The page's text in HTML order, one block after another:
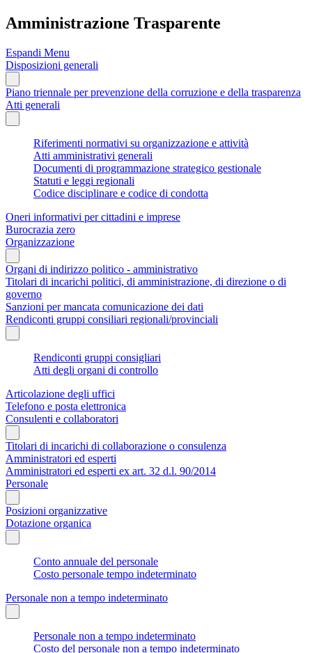
Amministrazione Trasparente
Espandi Menu
Disposizioni generali
Piano triennale per prevenzione della corruzione e della trasparenza
Atti generali
Riferimenti normativi su organizzazione e attività
Atti amministrativi generali
Documenti di programmazione strategico gestionale
Statuti e leggi regionali
Codice disciplinare e codice di condotta
Oneri informativi per cittadini e imprese
Burocrazia zero
Organizzazione
Organi di indirizzo politico - amministrativo
Titolari di incarichi politici, di amministrazione, di direzione o di
governo
Sanzioni per mancata comunicazione dei dati
Rendiconti gruppi consiliari regionali/provinciali
Rendiconti gruppi consigliari
Atti degli organi di controllo
Articolazione degli uffici
Telefono e posta elettronica
Consulenti e collaboratori
Titolari di incarichi di collaborazione o consulenza
Amministratori ed esperti
Amministratori ed esperti ex art. 32 d.l. 90/2014
Personale
Posizioni organizzative
Dotazione organica
Conto annuale del personale
Costo personale tempo indeterminato
Personale non a tempo indeterminato
Personale non a tempo indeterminato
Costo del personale non a tempo indeterminato